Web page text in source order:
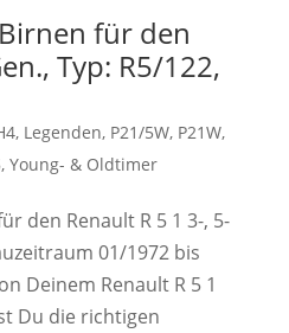
für den
Typ: R5/122,
, Legenden, P21/5W, P21W,
, Young- & Oldtimer
den Renault R 5 1 3-, 5-
01/1972 bis
Deinem Renault R 5 1
Du die richtigen